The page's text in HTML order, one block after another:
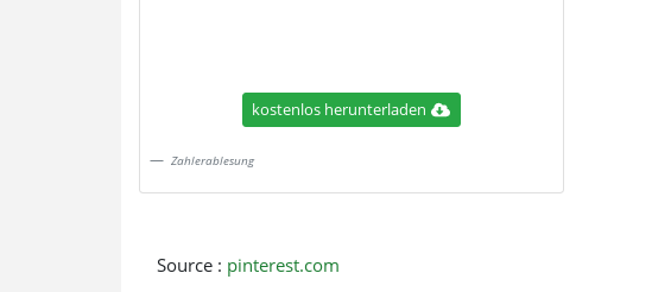
kostenlos herunterladen
Zahlerablesung
Source : pinterest.com